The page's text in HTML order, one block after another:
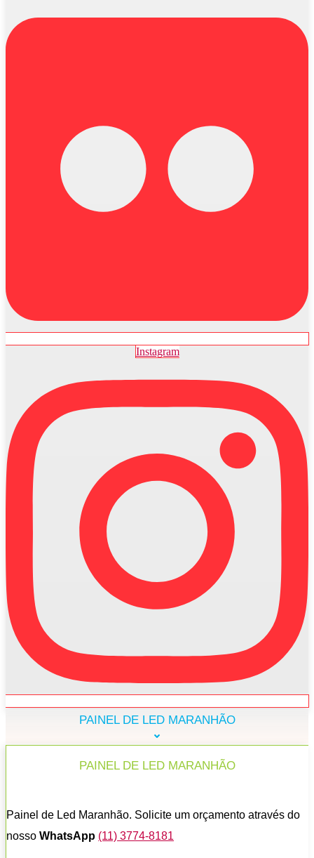
Instagram
PAINEL DE LED MARANHÃO
PAINEL DE LED MARANHÃO
Painel de Led Maranhão. Solicite um orçamento através do
nosso WhatsApp (11) 3774-8181